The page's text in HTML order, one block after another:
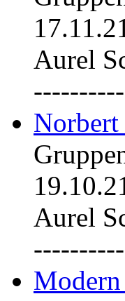
17.11.21
Aurel
----------
Norbert
19.10.21
Aurel
----------